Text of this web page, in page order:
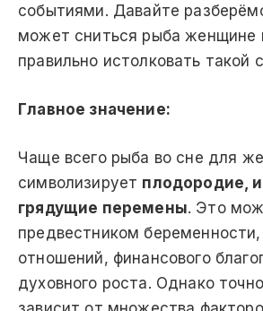
событиями. Давайте
может сниться рыба женщине
правильно истолковать такой
Главное значение:
Чаще всего рыба во сне для
символизирует плодородие,
грядущие перемены. Это
предвестником
отношений, финансового
духовного роста. Однако